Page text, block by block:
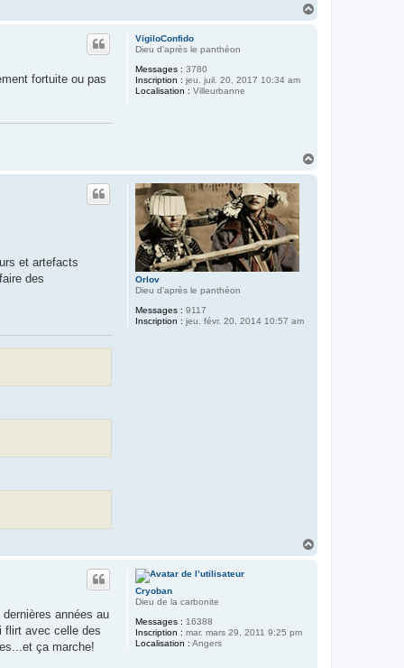
VigiloConfido
Dieu d'après le panthéon
Messages : 3780
Inscription : jeu. juil. 20, 2017 10:34 am
Localisation : Villeurbanne
fortuite ou pas
Orlov
Dieu d'après le panthéon
Messages : 9117
Inscription : jeu. févr. 20, 2014 10:57 am
et artefacts
des
Cryoban
Dieu de la carbonite
Messages : 16388
Inscription : mar. mars 29, 2011 9:25 pm
Localisation : Angers
années au
flirt avec celle des
ça marche!